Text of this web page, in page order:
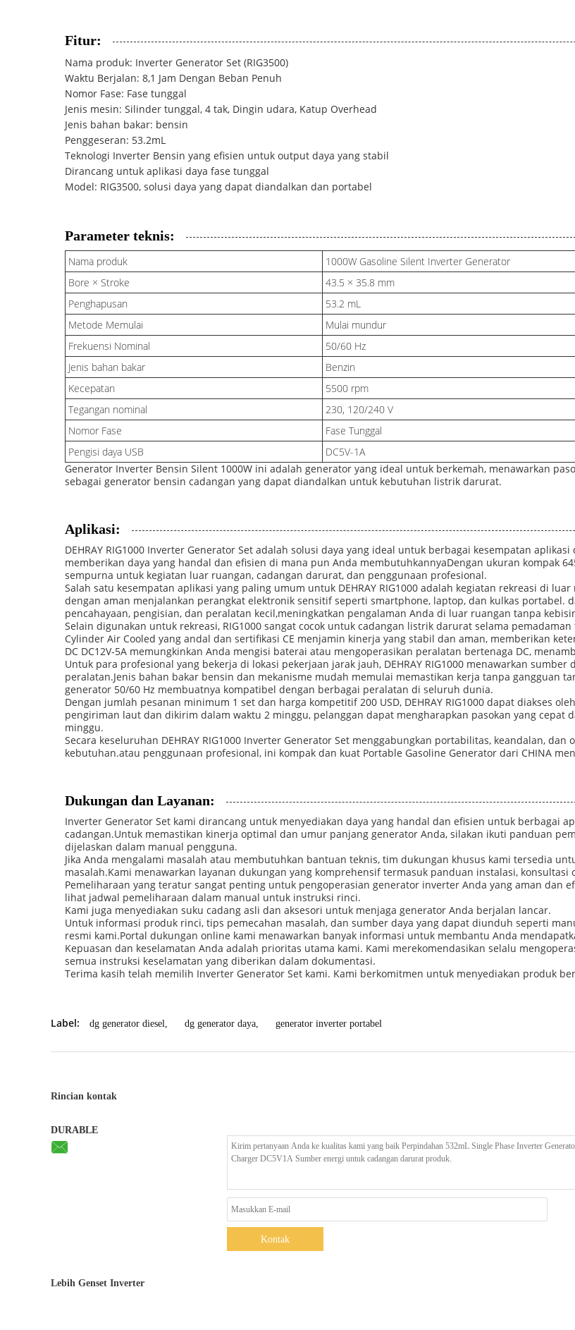
Fitur:
Nama produk: Inverter Generator Set (RIG3500)
Waktu Berjalan: 8,1 Jam Dengan Beban Penuh
Nomor Fase: Fase tunggal
Jenis mesin: Silinder tunggal, 4 tak, Dingin udara, Katup Overhead
Jenis bahan bakar: bensin
Penggeseran: 53.2mL
Teknologi Inverter Bensin yang efisien untuk output daya yang stabil
Dirancang untuk aplikasi daya fase tunggal
Model: RIG3500, solusi daya yang dapat diandalkan dan portabel
Parameter teknis:
Nama produk
1000W Gasoline Silent Inverter Generator
Bore × Stroke
43.5 × 35.8 mm
Penghapusan
53.2 mL
Metode Memulai
Mulai mundur
Frekuensi Nominal
50/60 Hz
Jenis bahan bakar
Benzin
Kecepatan
5500 rpm
Tegangan nominal
230, 120/240 V
Nomor Fase
Fase Tunggal
Pengisi daya USB
DC5V-1A
Generator Inverter Bensin Silent 1000W ini adalah generator yang ideal untuk berkemah, menawarkan
sebagai generator bensin cadangan yang dapat diandalkan untuk kebutuhan listrik darurat.
Aplikasi:
DEHRAY RIG1000 Inverter Generator Set adalah solusi daya yang ideal untuk berbagai kesempatan
memberikan daya yang handal dan efisien di mana pun Anda membutuhkannyaDengan ukuran kompak
sempurna untuk kegiatan luar ruangan, cadangan darurat, dan penggunaan profesional.
Salah satu kesempatan aplikasi yang paling umum untuk DEHRAY RIG1000 adalah kegiatan rekreasi di
dengan aman menjalankan perangkat elektronik sensitif seperti smartphone, laptop, dan kulkas portabel.
pencahayaan, pengisian, dan peralatan kecil,meningkatkan pengalaman Anda di luar ruangan tanpa
Selain digunakan untuk rekreasi, RIG1000 sangat cocok untuk cadangan listrik darurat selama
Cylinder Air Cooled yang andal dan sertifikasi CE menjamin kinerja yang stabil dan aman, memberikan
DC DC12V-5A memungkinkan Anda mengisi baterai atau mengoperasikan peralatan bertenaga DC,
Untuk para profesional yang bekerja di lokasi pekerjaan jarak jauh, DEHRAY RIG1000 menawarkan
peralatan.Jenis bahan bakar bensin dan mekanisme mudah memulai memastikan kerja tanpa gangguan
generator 50/60 Hz membuatnya kompatibel dengan berbagai peralatan di seluruh dunia.
Dengan jumlah pesanan minimum 1 set dan harga kompetitif 200 USD, DEHRAY RIG1000 dapat diakses
pengiriman laut dan dikirim dalam waktu 2 minggu, pelanggan dapat mengharapkan pasokan yang cepat
minggu.
Secara keseluruhan DEHRAY RIG1000 Inverter Generator Set menggabungkan portabilitas, keandalan,
kebutuhan.atau penggunaan profesional, ini kompak dan kuat Portable Gasoline Generator dari CHINA
Dukungan dan Layanan:
Inverter Generator Set kami dirancang untuk menyediakan daya yang handal dan efisien untuk berbagai
cadangan.Untuk memastikan kinerja optimal dan umur panjang generator Anda, silakan ikuti panduan
dijelaskan dalam manual pengguna.
Jika Anda mengalami masalah atau membutuhkan bantuan teknis, tim dukungan khusus kami tersedia
masalah.Kami menawarkan layanan dukungan yang komprehensif termasuk panduan instalasi, konsultasi
Pemeliharaan yang teratur sangat penting untuk pengoperasian generator inverter Anda yang aman dan
lihat jadwal pemeliharaan dalam manual untuk instruksi rinci.
Kami juga menyediakan suku cadang asli dan aksesori untuk menjaga generator Anda berjalan lancar.
Untuk informasi produk rinci, tips pemecahan masalah, dan sumber daya yang dapat diunduh seperti
resmi kami.Portal dukungan online kami menawarkan banyak informasi untuk membantu Anda
Kepuasan dan keselamatan Anda adalah prioritas utama kami. Kami merekomendasikan selalu
semua instruksi keselamatan yang diberikan dalam dokumentasi.
Terima kasih telah memilih Inverter Generator Set kami. Kami berkomitmen untuk menyediakan produk
Label: dg generator diesel, dg generator daya, generator inverter portabel
Rincian kontak
DURABLE
Kontak
Lebih Genset Inverter